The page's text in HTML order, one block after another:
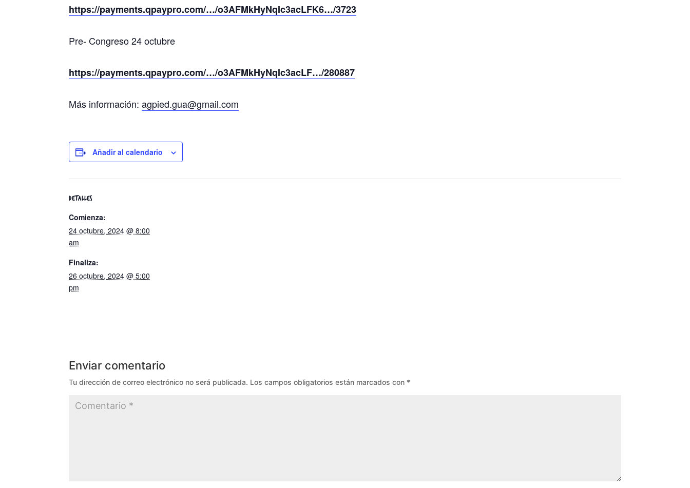
https://payments.qpaypro.com/…/o3AFMkHyNqIc3acLFK6…/3723
Pre- Congreso 24 octubre
https://payments.qpaypro.com/…/o3AFMkHyNqIc3acLF…/280887
Más información:agpied.gua@gmail.com
Añadir al calendario
DETALLES
Comienza:
24 octubre, 2024 @ 8:00
am
Finaliza:
26 octubre, 2024 @ 5:00
pm
Enviar comentario
Tu dirección de correo electrónico no será publicada. Los campos obligatorios están marcados con *